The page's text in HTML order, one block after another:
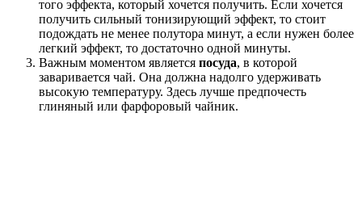
того эффекта, который хочется получить. Если хочется
получить сильный тонизирующий эффект, то стоит
подождать не менее полутора минут, а если нужен более
легкий эффект, то достаточно одной минуты.
Важным моментом является посуда, в которой
заваривается чай. Она должна надолго удерживать
высокую температуру. Здесь лучше предпочесть
глиняный или фарфоровый чайник.